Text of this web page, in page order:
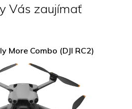
Vás zaujímať
More Combo (DJI RC2)